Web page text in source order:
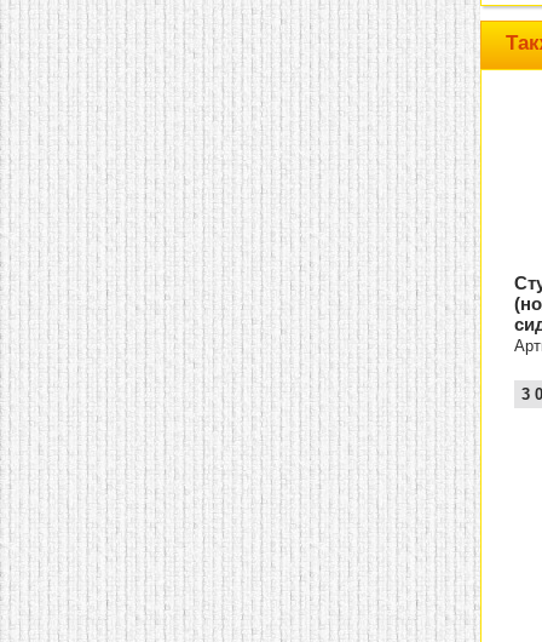
домашнем использовании.
Эта мебель имеет
некоторые преимущества
перед той же стенкой для
гостиной, к примеру,
поскольку она более
легкая и не загромождает
пространство. В спальне
этот предмет можно
поставить у изголовья
кровати, чтобы заполнить
пустующее там
место.
Также стеллажи
очень часто используют в
качестве разграничителей
комнаты, например, на
рабочую зону и
пространство для отдыха.
Особенно это актуально
для однокомнатных
квартир.
3